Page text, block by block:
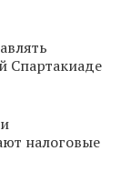
Спартакиаде
налоговые